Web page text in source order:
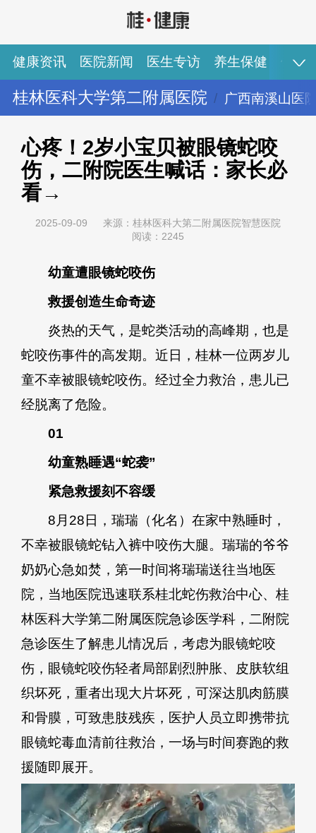
健康资讯 医院新闻 医生专访 养生保健 健康
桂林医科大学第二附属医院 广西南溪山医
健康资讯 医院新闻 医生专访 养生保健 健康视频
专家推荐 图说健康
心疼！2岁小宝贝被眼镜蛇咬
伤，二附院医生喊话：家长必
看→
2025-09-09
来源：桂林医科大第二附属医院智慧医院
阅读：2245
幼童遭眼镜蛇咬伤
救援创造生命奇迹
炎热的天气，是蛇类活动的高峰期，也是
蛇咬伤事件的高发期。近日，桂林一位两岁儿
童不幸被眼镜蛇咬伤。经过全力救治，患儿已
经脱离了危险。
01
幼童熟睡遇“蛇袭”
紧急救援刻不容缓
8月28日，瑞瑞（化名）在家中熟睡时，
不幸被眼镜蛇钻入裤中咬伤大腿。瑞瑞的爷爷
奶奶心急如焚，第一时间将瑞瑞送往当地医
院，当地医院迅速联系桂北蛇伤救治中心、桂
林医科大学第二附属医院急诊医学科，二附院
急诊医生了解患儿情况后，考虑为眼镜蛇咬
伤，眼镜蛇咬伤轻者局部剧烈肿胀、皮肤软组
织坏死，重者出现大片坏死，可深达肌肉筋膜
和骨膜，可致患肢残疾，医护人员立即携带抗
眼镜蛇毒血清前往救治，一场与时间赛跑的救
援随即展开。